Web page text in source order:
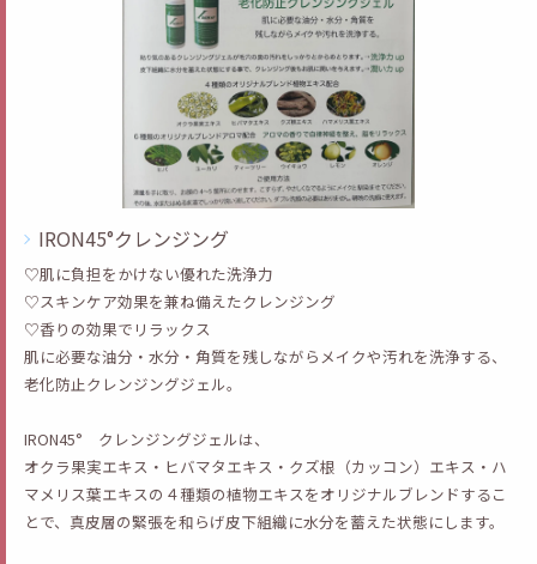
IRON45°クレンジング
♡肌に負担をかけない優れた洗浄力
♡スキンケア効果を兼ね備えたクレンジング
♡香りの効果でリラックス
肌に必要な油分・水分・角質を残しながらメイクや汚れを洗浄する、
老化防止クレンジングジェル。
IRON45° クレンジングジェルは、
オクラ果実エキス・ヒバマタエキス・クズ根（カッコン）エキス・ハ
マメリス葉エキスの４種類の植物エキスをオリジナルブレンドするこ
とで、真皮層の緊張を和らげ皮下組織に水分を蓄えた状態にします。